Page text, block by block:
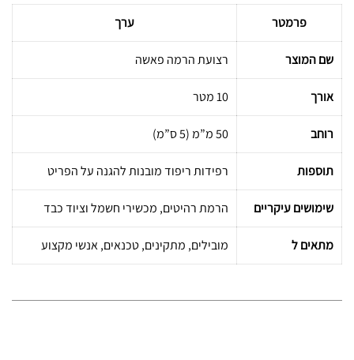
פרמטר ערך
שם המוצר רצועת הרמה פאשה
אורך 10 מטר
רוחב 50 מ”מ (5 ס”מ)
תוספות רפידות ריפוד מובנות להגנה על הפריט
שימושים עיקריים הרמת רהיטים, מכשירי חשמל וציוד כבד
מתאים ל מובילים, מתקינים, טכנאים, אנשי מקצוע